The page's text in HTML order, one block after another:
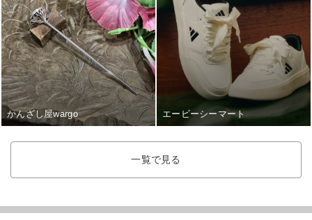
かんざし屋wargo エービーシーマート
一覧で見る